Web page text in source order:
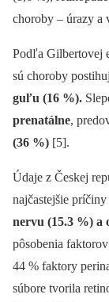
choroby –⁠ úrazy a
Podľa Gilbertovej
sú choroby
guľu (16 %).
prenatálne,
(36 %) [5].
Údaje z Českej
najčastejšie
nervu (15.3 %) a
pôsobenia
44 % faktory
súbore tvorila